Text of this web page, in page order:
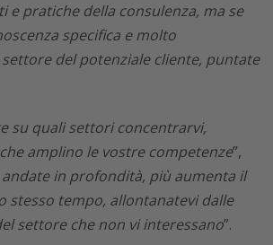
e pratiche della consulenza, ma se
specifica e molto
del potenziale cliente, puntate
su quali settori concentrarvi,
amplino le vostre competenze”,
andate in profondità, più aumenta il
stesso tempo, allontanatevi dalle
settore che non vi interessano”.